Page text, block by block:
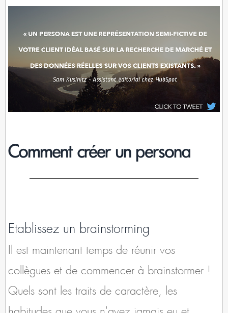
Comment créer un persona
Etablissez un brainstorming
Il est maintenant temps de réunir vos
collègues et de commencer à brainstormer !
Quels sont les traits de caractère, les
habitudes que vous n'avez jamais eu et